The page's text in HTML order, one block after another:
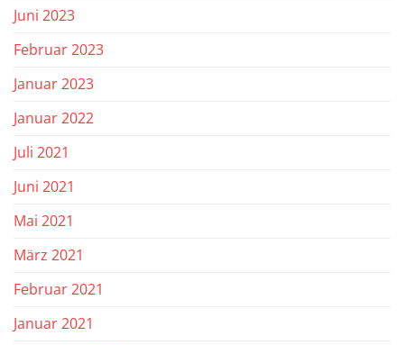
Juni 2023
Februar 2023
Januar 2023
Januar 2022
Juli 2021
Juni 2021
Mai 2021
März 2021
Februar 2021
Januar 2021